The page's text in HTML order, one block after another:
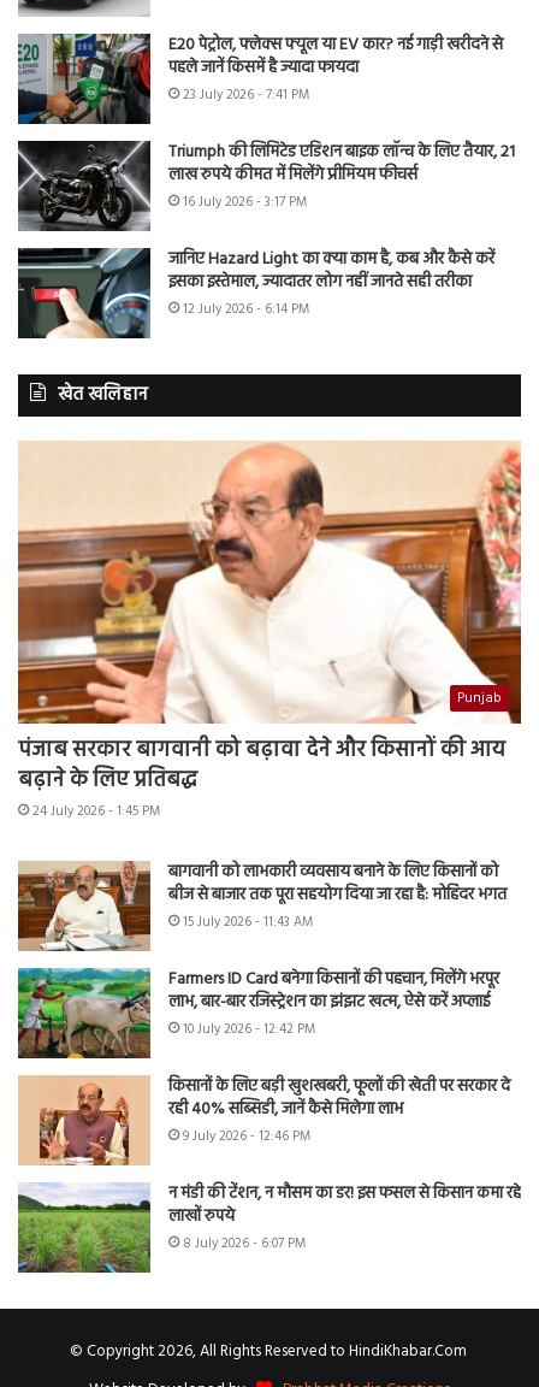
E20 पेट्रोल, फ्लेक्स फ्यूल या EV कार? नई गाड़ी खरीदने से
पहले जानें किसमें है ज्यादा फायदा
23 July 2026 - 7:41 PM
Triumph की लिमिटेड एडिशन बाइक लॉन्च के लिए तैयार, 21
लाख रुपये कीमत में मिलेंगे प्रीमियम फीचर्स
16 July 2026 - 3:17 PM
जानिए Hazard Light का क्या काम है, कब और कैसे करें
इसका इस्तेमाल, ज्यादातर लोग नहीं जानते सही तरीका
12 July 2026 - 6:14 PM
खेत खलिहान
Punjab
पंजाब सरकार बागवानी को बढ़ावा देने और किसानों की आय
बढ़ाने के लिए प्रतिबद्ध
24 July 2026 - 1:45 PM
बागवानी को लाभकारी व्यवसाय बनाने के लिए किसानों को
बीज से बाजार तक पूरा सहयोग दिया जा रहा है: मोहिंदर भगत
15 July 2026 - 11:43 AM
Farmers ID Card बनेगा किसानों की पहचान, मिलेंगे भरपूर
लाभ, बार-बार रजिस्ट्रेशन का झंझट खत्म, ऐसे करें अप्लाई
10 July 2026 - 12:42 PM
किसानों के लिए बड़ी खुशखबरी, फूलों की खेती पर सरकार दे
रही 40% सब्सिडी, जानें कैसे मिलेगा लाभ
9 July 2026 - 12:46 PM
न मंडी की टेंशन, न मौसम का डर! इस फसल से किसान कमा रहे
लाखों रुपये
8 July 2026 - 6:07 PM
© Copyright 2026, All Rights Reserved to HindiKhabar.Com